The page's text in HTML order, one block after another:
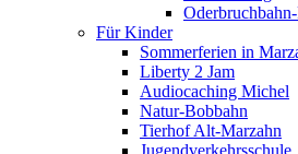
Für Kinder
Sommerferien in
Liberty 2 Jam
Audiocaching Michel
Natur-Bobbahn
Tierhof Alt-Marzahn
Jugendverkehrsschule